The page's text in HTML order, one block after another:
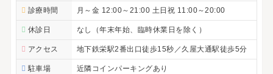
診療時間 月～金 12:00～21:00 土日祝 11:00～20:00
休診日 なし（年末年始、臨時休業日を除く）
アクセス 地下鉄栄駅2番出口徒歩15秒／久屋大通駅徒歩5分
駐車場 近隣コインパーキングあり